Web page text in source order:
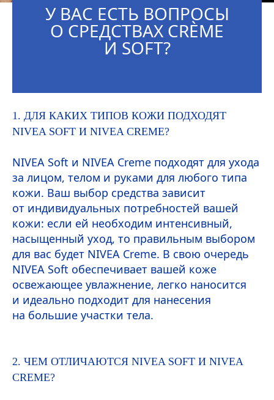
У ВАС ЕСТЬ ВОПРОСЫ
О СРЕДСТВАХ CRÈME
И SOFT?
1. ДЛЯ КАКИХ ТИПОВ КОЖИ ПОДХОДЯТ
NIVEASOFT И NIVEA CREME?
NIVEA Soft и NIVEA Creme подходят для ухода
за лицом, телом и руками для любого типа
кожи. Ваш выбор средства зависит
от индивидуальных потребностей вашей
кожи: если ей необходим интенсивный,
насыщенный уход, то правильным выбором
для вас будет NIVEA Creme. В свою очередь
NIVEA Soft обеспечивает вашей коже
освежающее увлажнение, легко наносится
и идеально подходит для нанесения
на большие участки тела.
2. ЧЕМ ОТЛИЧАЮТСЯ NIVEASOFT И NIVEA
CREME?